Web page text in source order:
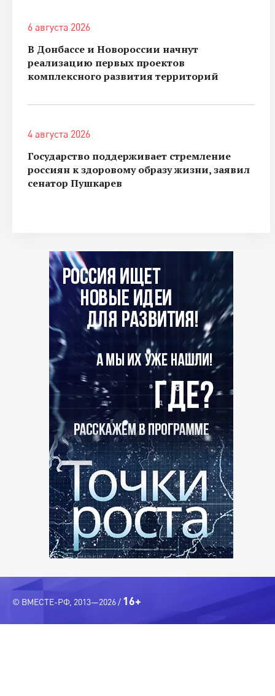
6 августа 2026
В Донбассе и Новороссии начнут
реализацию первых проектов
комплексного развития территорий
4 августа 2026
Государство поддерживает стремление
россиян к здоровому образу жизни, заявил
сенатор Пушкарев
© ВМЕСТЕ-РФ, 2013—2026 / 16+